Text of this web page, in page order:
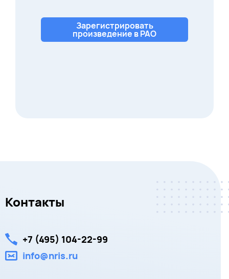
Зарегистрировать
произведение в РАО
Контакты
+7 (495) 104-22-99
info@nris.ru